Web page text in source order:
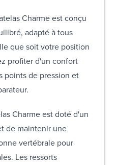
Charme est conçu
adapté à tous
que soit votre position
profiter d'un confort
points de pression et
Charme est doté d'un
de maintenir une
vertébrale pour
Les ressorts